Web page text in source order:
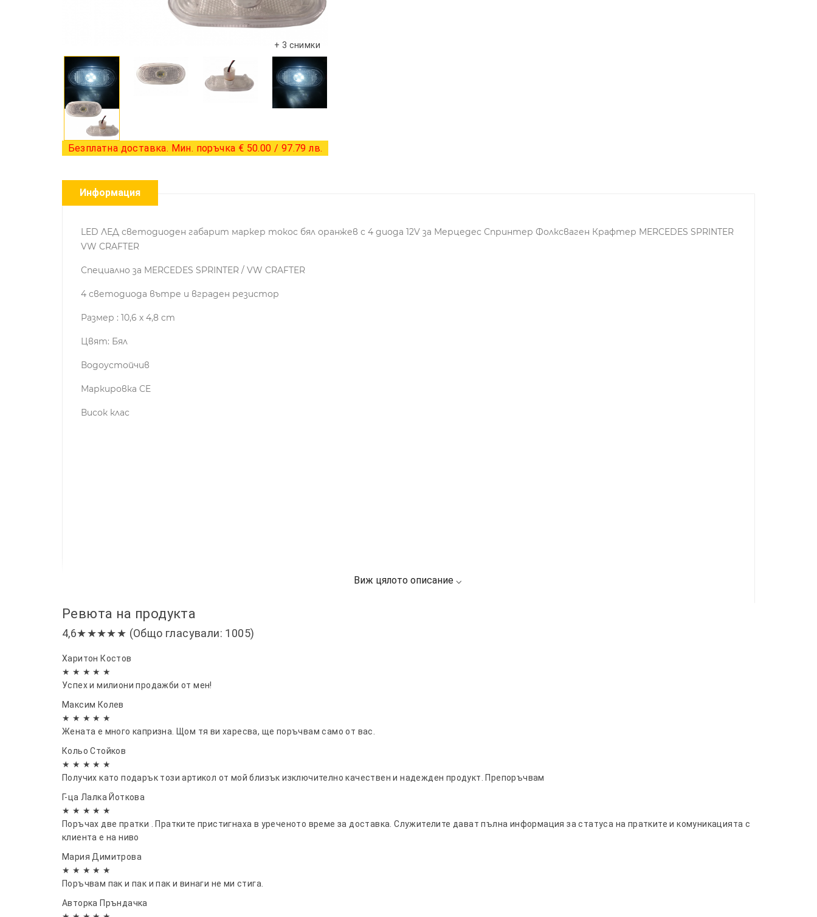
+ 3 снимки
Безплатна доставка. Мин. поръчка € 50.00 / 97.79 лв.
Информация
LED ЛЕД светодиоден габарит маркер токос бял оранжев с 4 диода 12V за Мерцедес Спринтер Фолксваген Крафтер MERCEDES SPRINTER
VW CRAFTER
Специално за MERCEDES SPRINTER / VW CRAFTER
4 светодиода вътре и вграден резистор
Размер : 10,6 х 4,8 cm
Цвят: Бял
Водоустойчив
Маркировка CE
Висок клас
Ревюта на продукта
4,6★★★★★ (Общо гласували: 1005)
Харитон Костов
★ ★ ★ ★ ★
Успех и милиони продажби от мен!
Максим Колев
★ ★ ★ ★ ★
Жената е много капризна. Щом тя ви харесва, ще поръчвам само от вас.
Кольо Стойков
★ ★ ★ ★ ★
Получих като подарък този артикол от мой близък изключително качествен и надежден продукт. Препоръчвам
Г-ца Лалка Йоткова
★ ★ ★ ★ ★
Поръчах две пратки . Пратките пристигнаха в уреченото време за доставка. Служителите дават пълна информация за статуса на пратките и комуникацията с
клиента е на ниво
Мария Димитрова
★ ★ ★ ★ ★
Поръчвам пак и пак и пак и винаги не ми стига.
Авторка Пръндачка